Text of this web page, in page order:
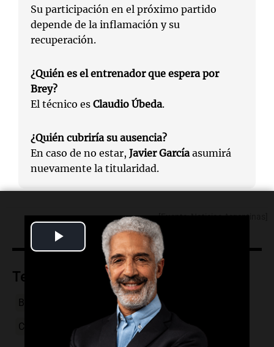
Play
Video
Su participación en el próximo partido
depende de la inflamación y su
recuperación.
¿Quién es el entrenador que espera por
Brey?
El técnico es Claudio Úbeda.
¿Quién cubriría su ausencia?
En caso de no estar, Javier Garcíaasumirá
nuevamente la titularidad.
[Fuente: Noticias Argentinas]
Temas
Boca Juniors Leandro Brey Javier García
Copa Libertadores fútbol argentino